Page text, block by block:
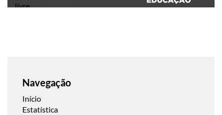
livre.
Navegação
Início
Estatística